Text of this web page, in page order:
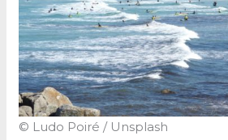
© Ludo Poiré / Unsplash